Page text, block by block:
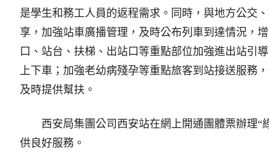
是學生和務工人員的返程需求。同時，與地方公交
享，加強站車廣播管理，及時公布列車到達情況，
口、站台、扶梯、出站口等重點部位加強進出站引
上下車；加強老幼病殘孕等重點旅客到站接送服務
及時提供幫扶。
西安局集團公司西安站在網上開通團體票辦理“
供良好服務。